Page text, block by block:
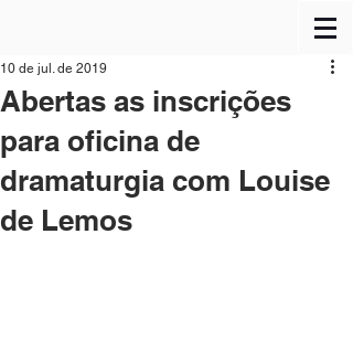
Abertas as inscrições
para oficina de
dramaturgia com Louise
de Lemos
10 de jul. de 2019